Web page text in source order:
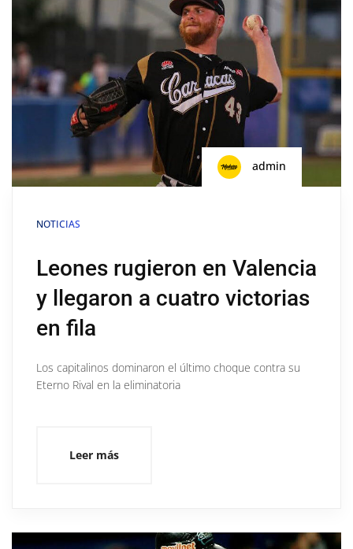
admin
NOTICIAS
Leones rugieron en Valencia
y llegaron a cuatro victorias
en fila
Los capitalinos dominaron el último choque contra su
Eterno Rival en la eliminatoria
Leer más